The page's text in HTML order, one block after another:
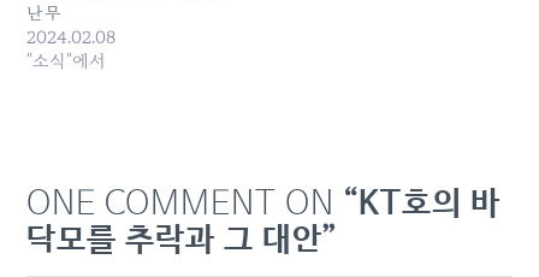
난무
2024.02.08
"소식"에서
ONE COMMENT ON “KT호의 바
닥모를 추락과 그 대안”